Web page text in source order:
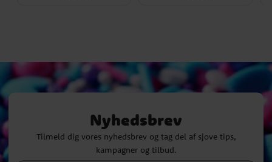
Nyhedsbrev
Tilmeld dig vores nyhedsbrev og tag del af sjove tips,
kampagner og tilbud.